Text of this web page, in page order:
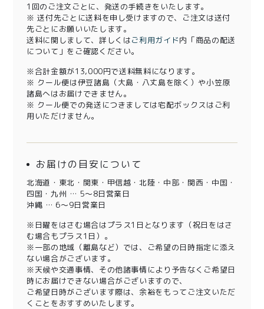
1回のご注文ごとに、発送の手続きをいたします。
※ 送付先ごとに送料を申し受けますので、ご注文は送付
先ごとにお願いいたします。
送料に関しまして、詳しくはご利用ガイド内「商品の配送
について」をご確認ください。
※合計金額が13,000円で送料無料になります。
※ クール便は伊豆諸島（大島・八丈島を除く）や小笠原
諸島へはお届けできません。
※ クール便での発送につきましては宅配ボックスはご利
用いただけません。
お届けの目安について
北海道・東北・関東・甲信越・北陸・中部・関西・中国・
四国・九州 … 5～8日営業日
沖縄 … 6～9日営業日
※日曜をはさむ場合はプラス1日となります（祝日をはさ
む場合もプラス1日）。
※一部の地域（離島など）では、ご希望の日時指定に添え
ない場合がございます。
※天候や交通事情、その他諸事情により予告なくご希望日
時にお届けできない場合がございますので、
ご希望日時がございます際は、余裕をもってご注文いただ
くことをおすすめいたします。